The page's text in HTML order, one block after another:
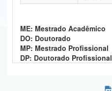
Banco Central do Brasil
Planalto
ME: Mestrado Acadêmico
DO: Doutorado
MP: Mestrado Profissional
DP: Doutorado Profissional